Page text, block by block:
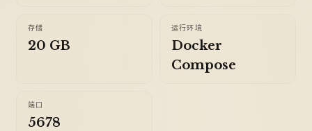
存储
20 GB
运行环境
Docker
Compose
端口
5678